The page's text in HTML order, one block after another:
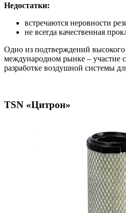
Недостатки:
встречаются неровности
не всегда качественная
Одно из подтверждений высокого
международном рынке – участие
разработке воздушной системы
TSN «Цитрон»